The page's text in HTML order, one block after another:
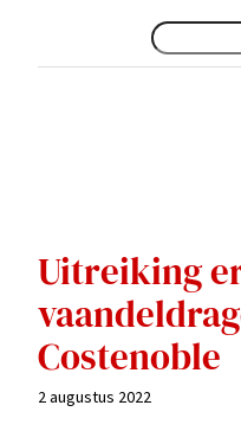
Uitreiking
Costenoble
2 augustus 2022